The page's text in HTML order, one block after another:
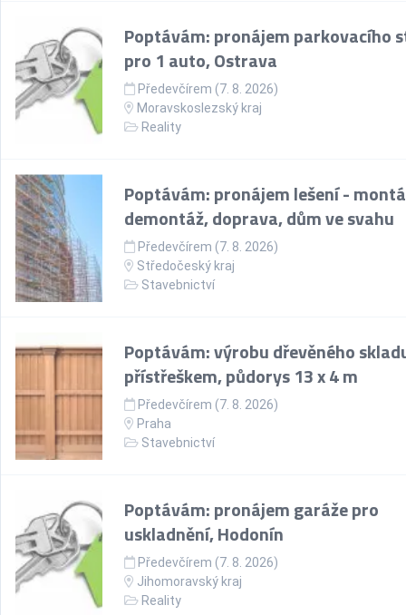
Poptávám: pronájem parkovacího
pro 1 auto, Ostrava
Předevčírem (7. 8. 2026)
Moravskoslezský kraj
Reality
Poptávám: pronájem lešení -
demontáž, doprava, dům ve svahu
Předevčírem (7. 8. 2026)
Středočeský kraj
Stavebnictví
Poptávám: výrobu dřevěného
přístřeškem, půdorys 13 x 4 m
Předevčírem (7. 8. 2026)
Praha
Stavebnictví
Poptávám: pronájem garáže pro
uskladnění, Hodonín
Předevčírem (7. 8. 2026)
Jihomoravský kraj
Reality